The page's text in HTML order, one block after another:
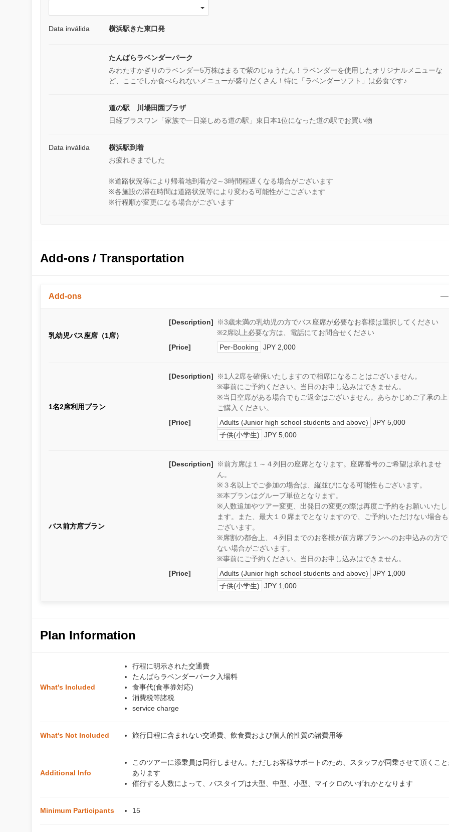
Data inválida 横浜駅きた東口発
たんばらラベンダーパーク
みわたすかぎりのラベンダー5万株はまるで紫のじゅうたん！ラベンダーを使用したオリジナルメニューな
ど、ここでしか食べられないメニューが盛りだくさん！特に「ラベンダーソフト」は必食です♪
道の駅 川場田園プラザ
日経プラスワン「家族で一日楽しめる道の駅」東日本1位になった道の駅でお買い物
Data inválida
横浜駅到着
お疲れさまでした
※道路状況等により帰着地到着が2～3時間程遅くなる場合がございます
※各施設の滞在時間は道路状況等により変わる可能性がごございます
※行程順が変更になる場合がございます
Add-ons / Transportation
Add-ons
乳幼児バス座席（1席）
[Description]
※3歳未満の乳幼児の方でバス座席が必要なお客様は選択してください
※2席以上必要な方は、電話にてお問合せください
[Price]
Per-Booking JPY 2,000
1名2席利用プラン
[Description]
※1人2席を確保いたしますので相席になることはございません。
※事前にご予約ください。当日のお申し込みはできません。
※当日空席がある場合でもご返金はございません。あらかじめご了承の上
ご購入ください。
[Price]
Adults (Junior high school students and above)
JPY 5,000
子供(小学生)
JPY 5,000
バス前方席プラン
[Description]
※前方席は１～４列目の座席となります。座席番号のご希望は承れませ
ん。
※３名以上でご参加の場合は、縦並びになる可能性もございます。
※本プランはグループ単位となります。
※人数追加やツアー変更、出発日の変更の際は再度ご予約をお願いいたし
ます。また、最大１０席までとなりますので、ご予約いただけない場合も
ございます。
※席割の都合上、４列目までのお客様が前方席プランへのお申込みの方で
ない場合がございます。
※事前にご予約ください。当日のお申し込みはできません。
[Price]
Adults (Junior high school students and above)
JPY 1,000
子供(小学生)
JPY 1,000
Plan Information
What's Included
行程に明示された交通費
たんばらラベンダーパーク入場料
食事代(食事券対応)
消費税等諸税
service charge
What's Not Included 旅行日程に含まれない交通費、飲食費および個人的性質の諸費用等
Additional Info
このツアーに添乗員は同行しません。ただしお客様サポートのため、スタッフが同乗させて頂くこ
あります
催行する人数によって、バスタイプは大型、中型、小型、マイクロのいずれかとなります
Minimum Participants 15